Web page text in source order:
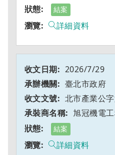
結案
詳細資料
2026/7/29
臺北市政府
北市產業公
旭冠機電
結案
詳細資料